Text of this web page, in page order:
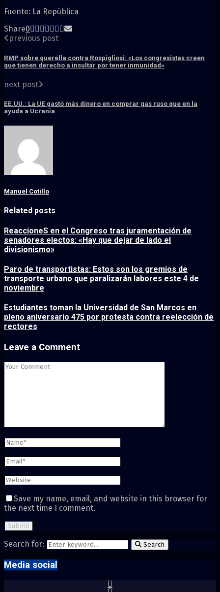
Fuente: La República
Share0
previous post
RMP sobre querella contra Rospigliosi: «Los congresistas creen
que tienen derecho a insultar por tener inmunidad»
next post
EE.UU.: La UE gastó más dinero en comprar gas ruso que en la
ayuda a Ucrania
Manuel Cotillo
Related posts
ReaccioneS en el Congreso tras juramentación de
senadores electos: «Hay que dejar de lado el
divisionismo»
Paro de transportistas: Estos son los gremios de
transporte urbano que paralizarán labores este 4 de
noviembre
Estudiantes toman la Universidad de San Marcos en
pleno aniversario 475 por protesta contra reelección de
rectores
Leave a Comment
Save my name, email, and website in this browser for
the next time I comment.
Search for: Search
Media social